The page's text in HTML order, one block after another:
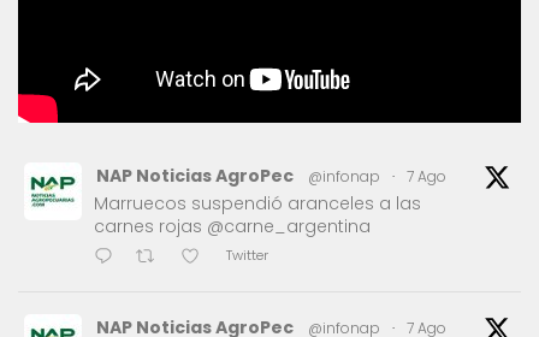
NAP Noticias AgroPec @infonap · 7 Ago
Marruecos suspendió aranceles a las
carnes rojas @carne_argentina
Twitter
NAP Noticias AgroPec @infonap · 7 Ago